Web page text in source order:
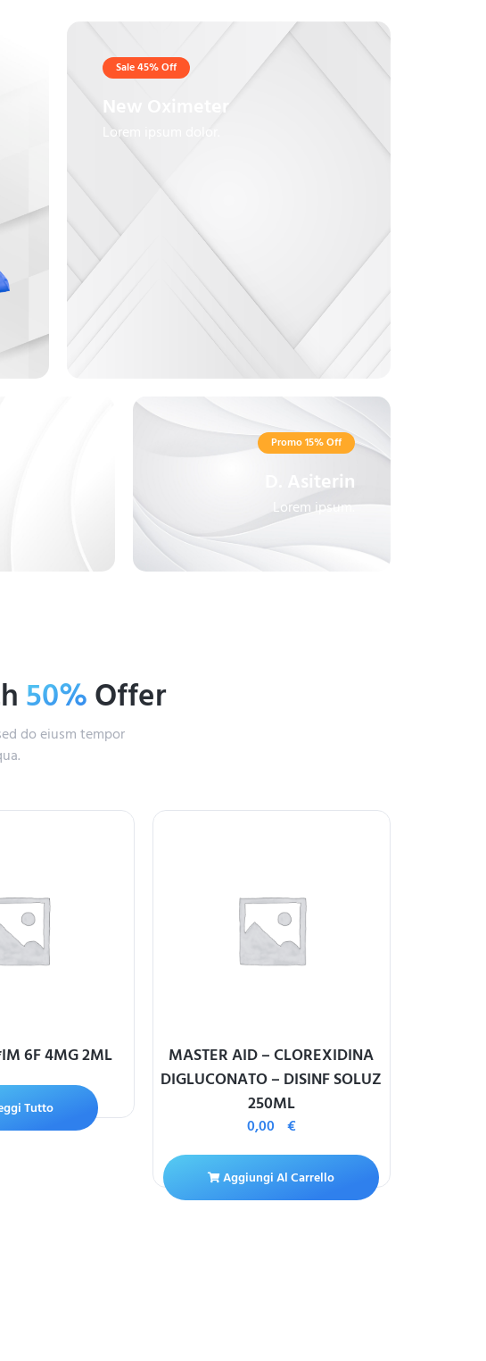
Sale 45% Off
New Oximeter
Lorem ipsum dolor.
Promo 15% Off
D. Asiterin
Lorem ipsum.
50%Offer
do eiusm tempor
6F 4MG 2ML
Tutto
MASTER AID – CLOREXIDINA
DIGLUCONATO – DISINF SOLUZ
250ML
0,00 €
Aggiungi Al Carrello